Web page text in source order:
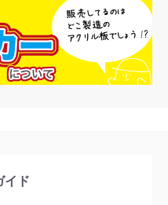
イド